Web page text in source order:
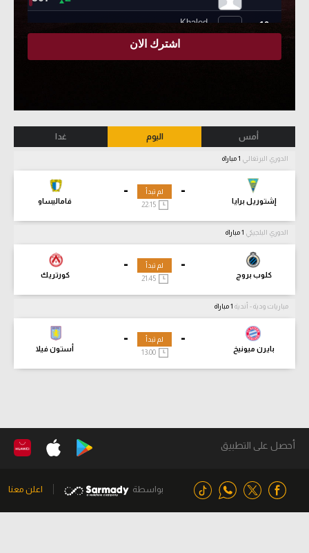
أمس اليوم غدا
الدوري البرتغالي
-
إشتوريل برايا
-
فاماليساو
لم تبدأ
22:15
الدوري البلجيكي
-
كلوب بروج
-
كورتريك
لم تبدأ
21:45
مباريات ودية - أندية
-
بايرن ميونيخ
-
أستون فيلا
لم تبدأ
13:00
أحصل على التطبيق
بواسطة اعلن معنا